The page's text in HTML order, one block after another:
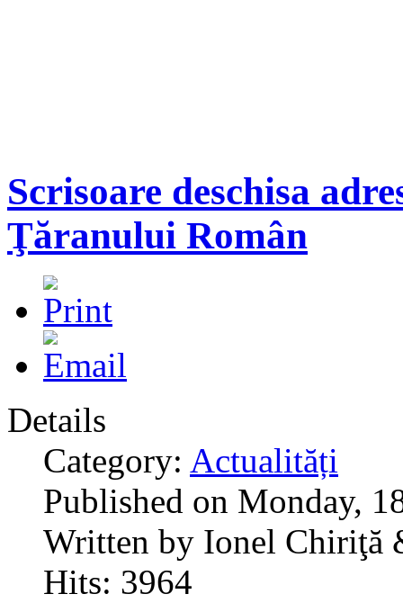
Scrisoare deschisa
Ţăranului Român
Details
Category: Actualități
Published on Monday,
Written by Ionel Chiriţă
Hits: 3964